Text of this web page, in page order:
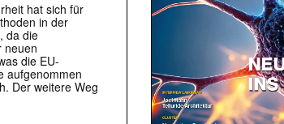
hat sich für
in der
da die
neuen
die EU-
aufgenommen
Der weitere Weg